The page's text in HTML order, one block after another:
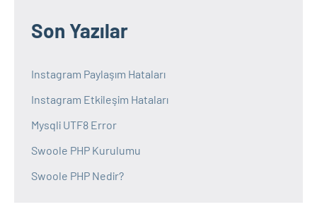
Son Yazılar
Instagram Paylaşım Hataları
Instagram Etkileşim Hataları
Mysqli UTF8 Error
Swoole PHP Kurulumu
Swoole PHP Nedir?